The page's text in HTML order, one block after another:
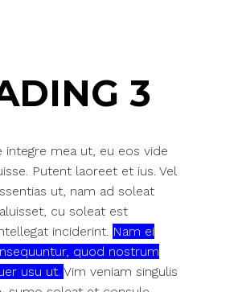
3
integre mea ut, eu eos vide
Putent laoreet et ius. Vel
ut, nam ad soleat
cu soleat est
inciderint. Nam ei
quod nostrum
usu ut. Vim veniam singulis